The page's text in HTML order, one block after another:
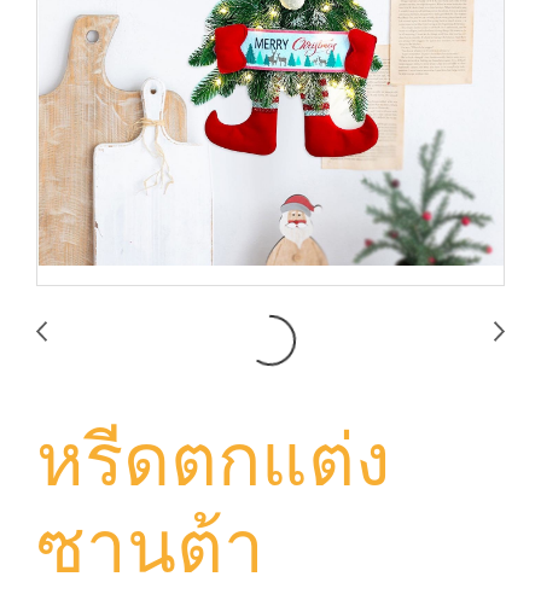
หรีดตกแต่ง
ซานต้า